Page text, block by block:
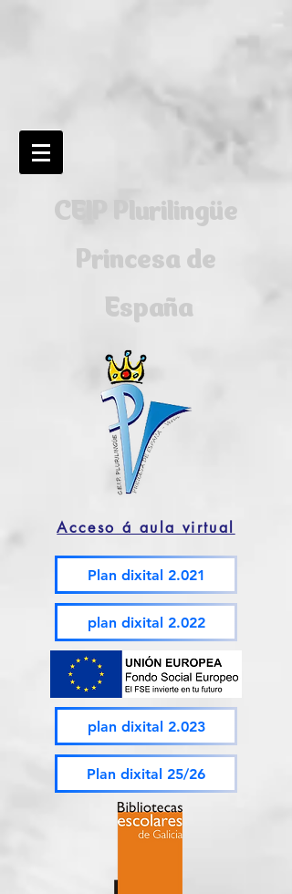
CEIP Plurilingüe
Princesa de
España
Acceso á aula virtual
Plan dixital 2.021
plan dixital 2.022
plan dixital 2.023
Plan dixital 25/26